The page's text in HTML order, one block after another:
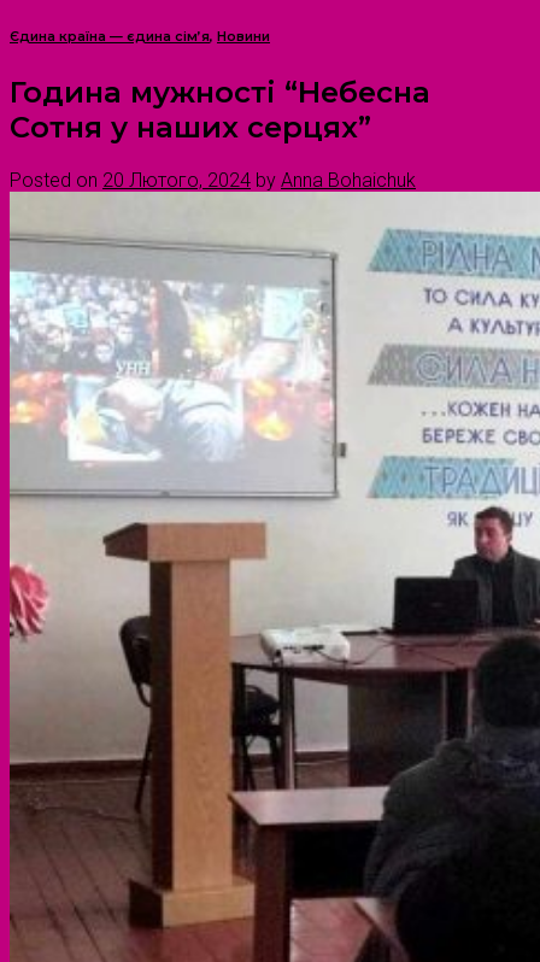
Єдина країна — єдина сім’я, Новини
Година мужності “Небесна
Сотня у наших серцях”
Posted on 20 Лютого, 2024 by Anna Bohaichuk